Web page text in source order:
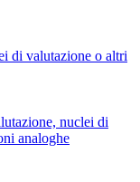
di valutazione o altri
nuclei di
analoghe